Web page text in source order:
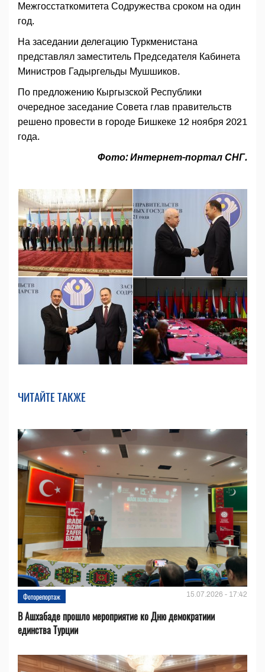
Межгосстаткомитета Содружества сроком на один
год.
На заседании делегацию Туркменистана
представлял заместитель Председателя Кабинета
Министров Гадыргельды Мушшиков.
По предложению Кыргызской Республики
очередное заседание Совета глав правительств
решено провести в городе Бишкеке 12 ноября 2021
года.
Фото: Интернет-портал СНГ.
ЧИТАЙТЕ ТАКЖЕ
Фоторепортаж 15.07.2026 - 17:42
В Ашхабаде прошло мероприятие ко Дню демократиии
единства Турции